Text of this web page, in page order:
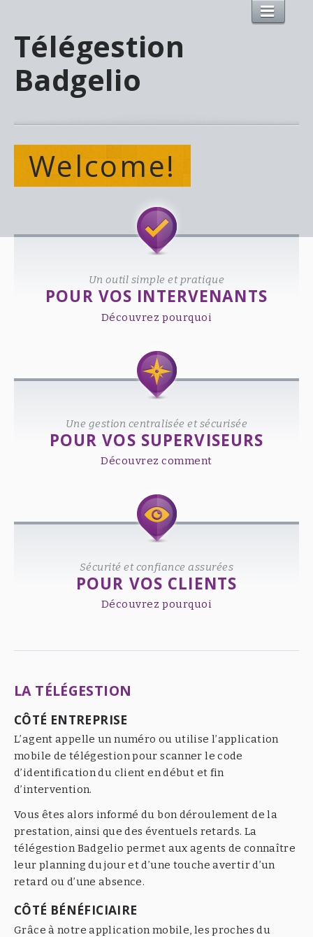
Télégestion
Badgelio
Welcome!
Un outil simple et pratique
POUR VOS INTERVENANTS
Découvrez pourquoi
Une gestion centralisée et sécurisée
POUR VOS SUPERVISEURS
Découvrez comment
Sécurité et confiance assurées
POUR VOS CLIENTS
Découvrez pourquoi
LA TÉLÉGESTION
CÔTÉ ENTREPRISE
L’agent appelle un numéro ou utilise l’application
mobile de télégestion pour scanner le code
d’identification du client en début et fin
d’intervention.
Vous êtes alors informé du bon déroulement de la
prestation, ainsi que des éventuels retards. La
télégestion Badgelio permet aux agents de connaître
leur planning du jour et d’une touche avertir d’un
retard ou d’une absence.
CÔTÉ BÉNÉFICIAIRE
Grâce à notre application mobile, les proches du